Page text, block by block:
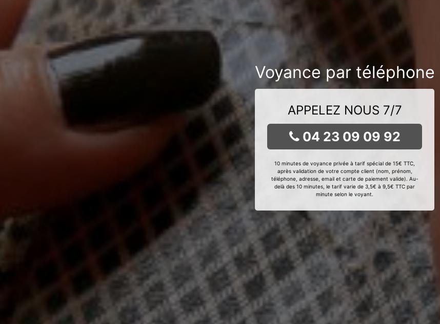
Voyance par téléphone
APPELEZ NOUS 7/7
04 23 09 09 92
10 minutes de voyance privée à tarif spécial de 15€ TTC,
après validation de votre compte client (nom, prénom,
téléphone, adresse, email et carte de paiement valide). Au-
delà des 10 minutes, le tarif varie de 3,5€ à 9,5€ TTC par
minute selon le voyant.